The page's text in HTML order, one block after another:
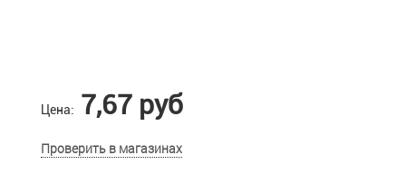
Цена: 7,67 руб
Проверить в магазинах